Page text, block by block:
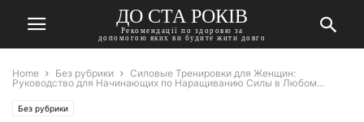
ДО СТА РОКІВ
Рекомендації по здоровю за
допомогою яких ви будите жити довго
Home Без рубрики
Силовые Тренировки для Женщин:
Руководство для Начинающих по Наращиванию Силы в Любом...
Без рубрики